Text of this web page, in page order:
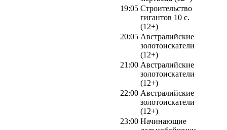
19:05 Строительство
гигантов 10 с.
(12+)
20:05 Австралийские
золотоискатели
(12+)
21:00 Австралийские
золотоискатели
(12+)
22:00 Австралийские
золотоискатели
(12+)
23:00 Начинающие